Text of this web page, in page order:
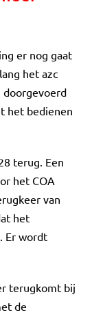
er nog gaat
het azc
doorgevoerd
het bedienen
terug. Een
het COA
van
het
Er wordt
terugkomt bij
de